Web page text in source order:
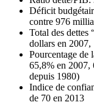
Déficit
contre 976
Total des dettes
dollars en
Pourcentage de
65,8% en 2007,
depuis 1980)
Indice de
de 70 en 2013